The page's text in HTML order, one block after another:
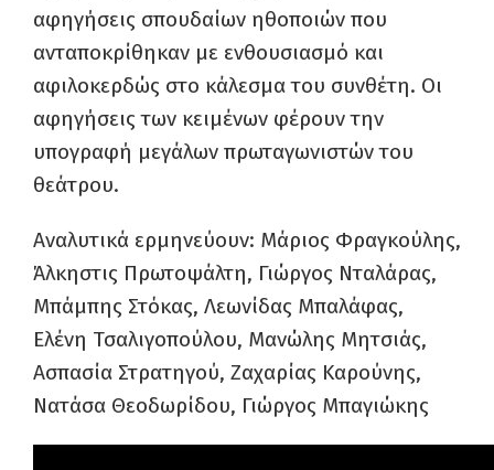
αφηγήσεις σπουδαίων ηθοποιών που
ανταποκρίθηκαν με ενθουσιασμό και
αφιλοκερδώς στο κάλεσμα του συνθέτη. Οι
αφηγήσεις των κειμένων φέρουν την
υπογραφή μεγάλων πρωταγωνιστών του
θεάτρου.
Αναλυτικά ερμηνεύουν: Μάριος Φραγκούλης,
Άλκηστις Πρωτοψάλτη, Γιώργος Νταλάρας,
Μπάμπης Στόκας, Λεωνίδας Μπαλάφας,
Ελένη Τσαλιγοπούλου, Μανώλης Μητσιάς,
Ασπασία Στρατηγού, Ζαχαρίας Καρούνης,
Νατάσα Θεοδωρίδου, Γιώργος Μπαγιώκης